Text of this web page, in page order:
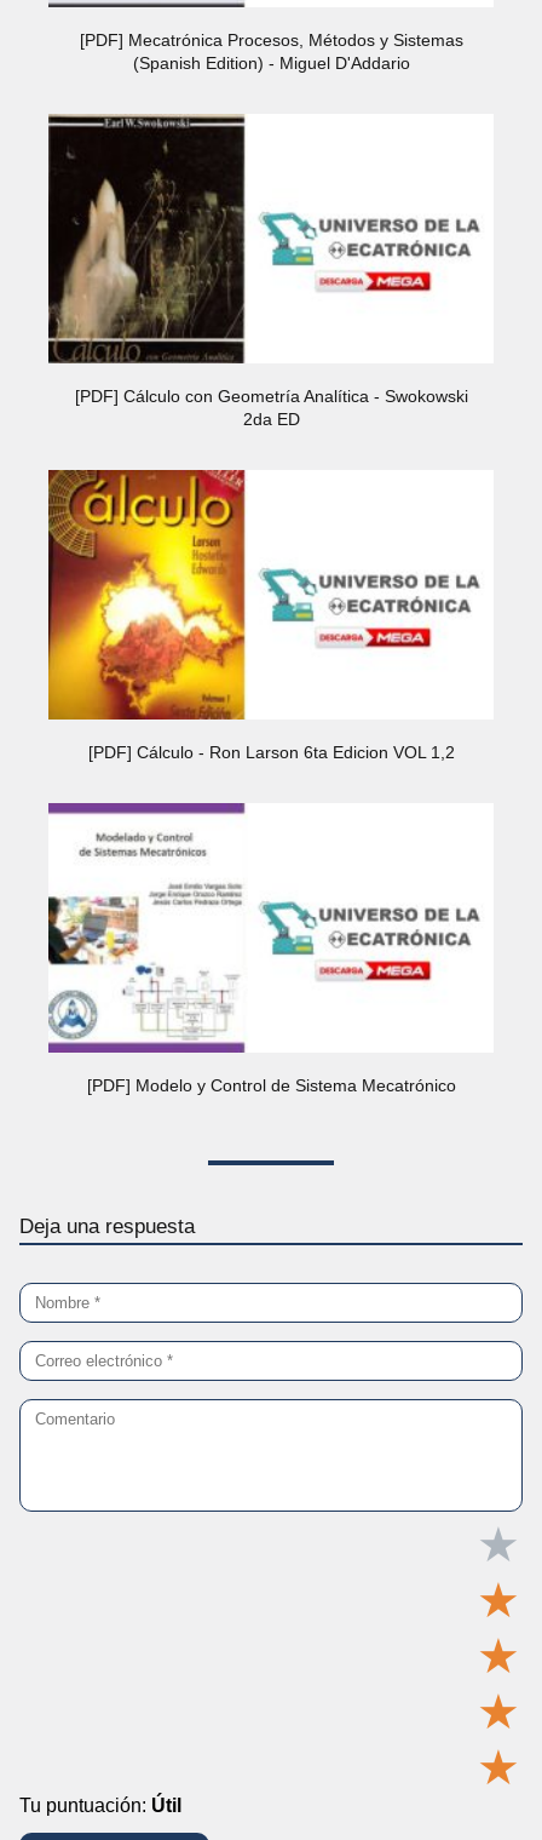
[PDF] Mecatrónica Procesos, Métodos y Sistemas
(Spanish Edition) - Miguel D'Addario
[PDF] Cálculo con Geometría Analítica - Swokowski
2da ED
[PDF] Cálculo - Ron Larson 6ta Edicion VOL 1,2
[PDF] Modelo y Control de Sistema Mecatrónico
Deja una respuesta
★
★
★
★
★
Tu puntuación: Útil